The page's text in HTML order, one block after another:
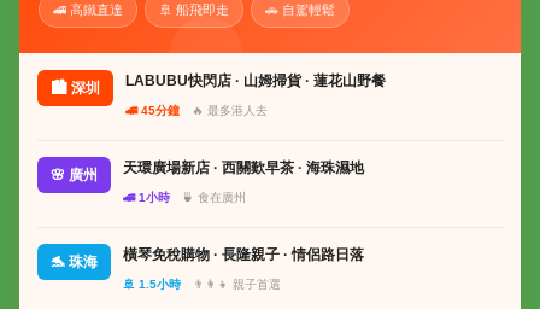
🚄 高鐵直達 🚢 船飛即走 🚗 自駕輕鬆
🏙 深圳 LABUBU快閃店 · 山姆掃貨 · 蓮花山野餐
🚄 45分鐘 🔥 最多港人去
🌸 廣州 天環廣場新店 · 西關歎早茶 · 海珠濕地
🚄 1小時 🍵 食在廣州
🐬 珠海 橫琴免稅購物 · 長隆親子 · 情侶路日落
🚢 1.5小時 👨‍👩‍👧 親子首選